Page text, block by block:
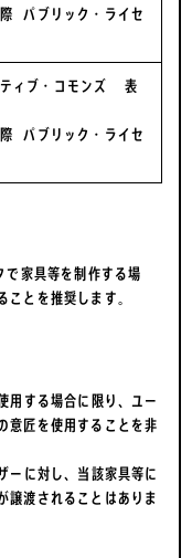
パブリック・ライセ
ィブ・コモンズ 表
パブリック・ライセ
家具等を制作する場
とを推奨します。
する場合に限り、ユー
意匠を使用することを非
に対し、当該家具等に
譲渡されることはありま